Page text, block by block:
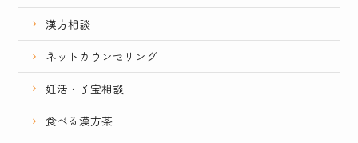
漢方相談
ネットカウンセリング
妊活・子宝相談
食べる漢方茶